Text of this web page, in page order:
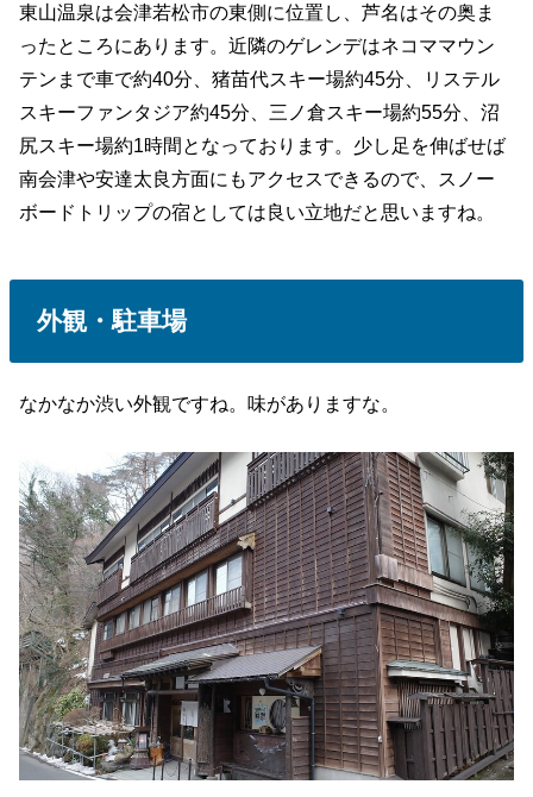
東山温泉は会津若松市の東側に位置し、芦名はその奥ま
ったところにあります。近隣のゲレンデはネコママウン
テンまで車で約40分、猪苗代スキー場約45分、リステル
スキーファンタジア約45分、三ノ倉スキー場約55分、沼
尻スキー場約1時間となっております。少し足を伸ばせば
南会津や安達太良方面にもアクセスできるので、スノー
ボードトリップの宿としては良い立地だと思いますね。
外観・駐車場
なかなか渋い外観ですね。味がありますな。